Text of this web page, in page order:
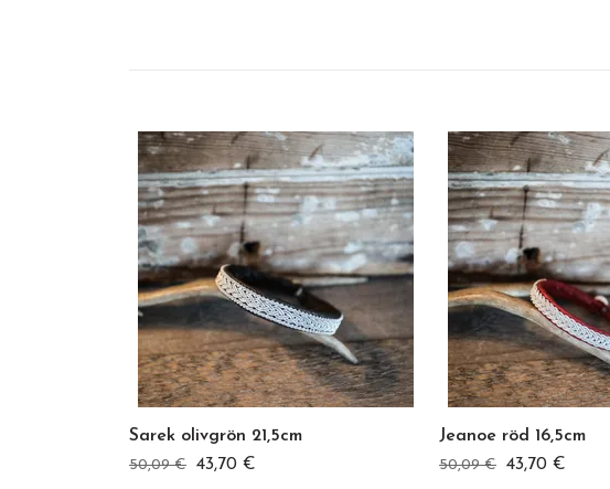
Sarek olivgrön 21,5cm
50,09 € 43,70 €
Jeanoe röd 16,5cm
50,09 € 43,70 €